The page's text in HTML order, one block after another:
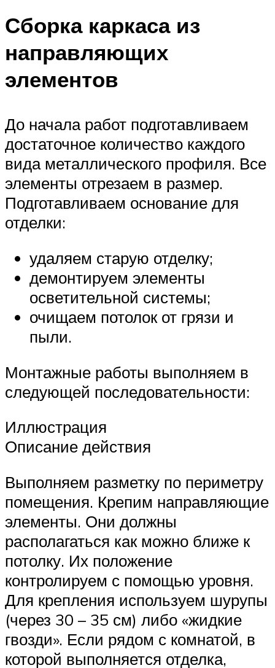
Сборка каркаса из
направляющих
элементов
До начала работ подготавливаем
достаточное количество каждого
вида металлического профиля. Все
элементы отрезаем в размер.
Подготавливаем основание для
отделки:
удаляем старую отделку;
демонтируем элементы
осветительной системы;
очищаем потолок от грязи и
пыли.
Монтажные работы выполняем в
следующей последовательности:
Иллюстрация
Описание действия
Выполняем разметку по периметру
помещения. Крепим направляющие
элементы. Они должны
располагаться как можно ближе к
потолку. Их положение
контролируем с помощью уровня.
Для крепления используем шурупы
(через 30 – 35 см) либо «жидкие
гвозди». Если рядом с комнатой, в
которой выполняется отделка,